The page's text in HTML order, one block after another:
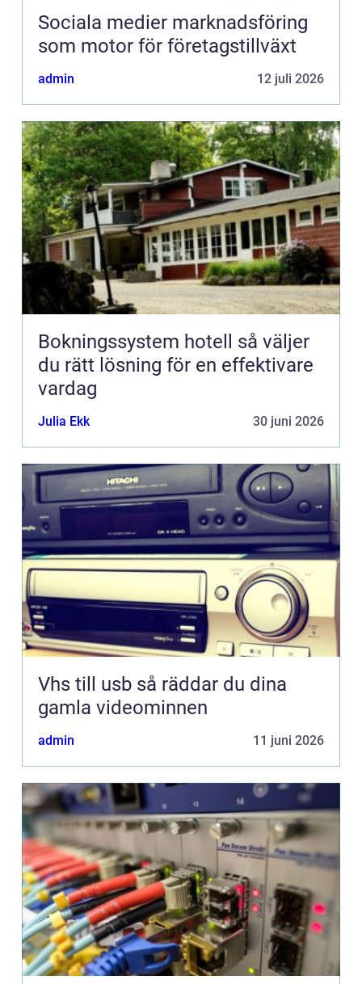
Sociala medier marknadsföring
som motor för företagstillväxt
admin 12 juli 2026
Bokningssystem hotell så väljer
du rätt lösning för en effektivare
vardag
Julia Ekk 30 juni 2026
Vhs till usb så räddar du dina
gamla videominnen
admin 11 juni 2026